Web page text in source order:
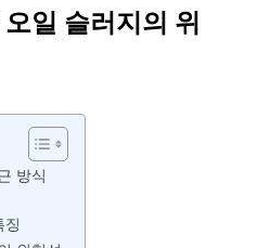
일 슬러지의 위
방식
징